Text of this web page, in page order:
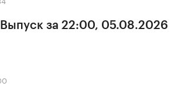
Выпуск за 22:00, 05.08.2026